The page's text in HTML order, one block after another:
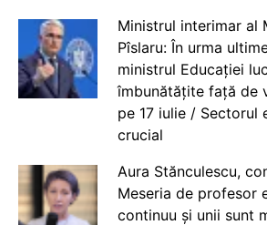
Ministrul interimar al
Pîslaru: În urma
ministrul Educației
îmbunătățite față de
pe 17 iulie / Sectorul
crucial
Aura Stănculescu,
Meseria de profesor
continuu și unii sunt